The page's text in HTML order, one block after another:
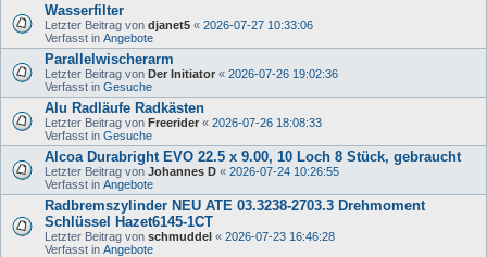
Wasserfilter
Letzter Beitrag von djanet5 « 2026-07-27 10:33:06
Verfasst in Angebote
Parallelwischerarm
Letzter Beitrag von Der Initiator « 2026-07-26 19:02:36
Verfasst in Gesuche
Alu Radläufe Radkästen
Letzter Beitrag von Freerider « 2026-07-26 18:08:33
Verfasst in Gesuche
Alcoa Durabright EVO 22.5 x 9.00, 10 Loch 8 Stück, gebraucht
Letzter Beitrag von Johannes D « 2026-07-24 10:26:55
Verfasst in Angebote
Radbremszylinder NEU ATE 03.3238-2703.3 Drehmoment
Schlüssel Hazet6145-1CT
Letzter Beitrag von schmuddel « 2026-07-23 16:46:28
Verfasst in Angebote